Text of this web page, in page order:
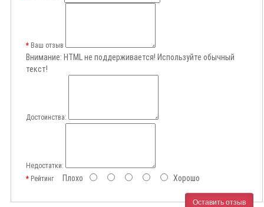
Ваш отзыв
Внимание: HTML не поддерживается! Используйте обычный
текст!
Достоинства:
Недостатки:
РейтингПлохо Хорошо
Оставить отзыв